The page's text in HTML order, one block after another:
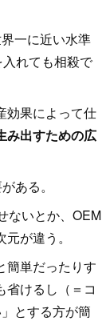
一に近い水準
れても相殺で
効果によって仕
み出すための広
ある。
ないとか、OEM
が違う。
簡単だったりす
省けるし（＝コ
とする方が簡